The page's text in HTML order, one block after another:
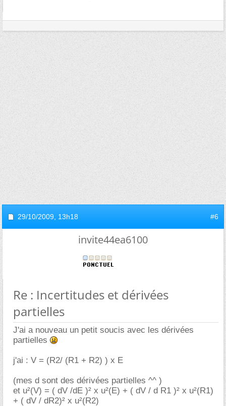
29/10/2009, 13h18 #6
invite44ea6100
Re : Incertitudes et dérivées
partielles
J'ai a nouveau un petit soucis avec les dérivées
partielles
j'ai : V = (R2/ (R1 + R2) ) x E
(mes d sont des dérivées partielles ^^ )
et u²(V) = ( dV /dE )² x u²(E) + ( dV / d R1 )² x u²(R1)
+ ( dV / dR2)² x u²(R2)